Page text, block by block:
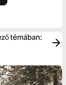
témában: